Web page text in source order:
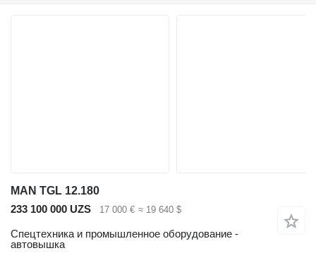
MAN TGL 12.180
233 100 000 UZS
17 000 € ≈ 19 640 $
Спецтехника и промышленное оборудование -
автовышка